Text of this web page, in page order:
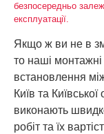
безпосередньо
експлуатації.
Якщо ж ви не в
то наші
встановлення
Київ та
виконають
робіт та їх